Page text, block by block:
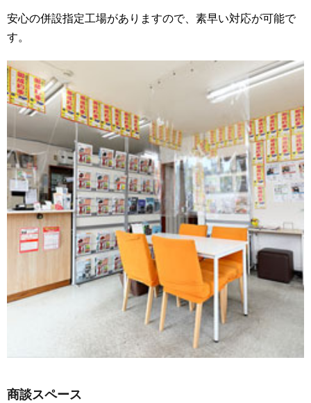
安心の併設指定工場がありますので、素早い対応が可能で
す。
商談スペース